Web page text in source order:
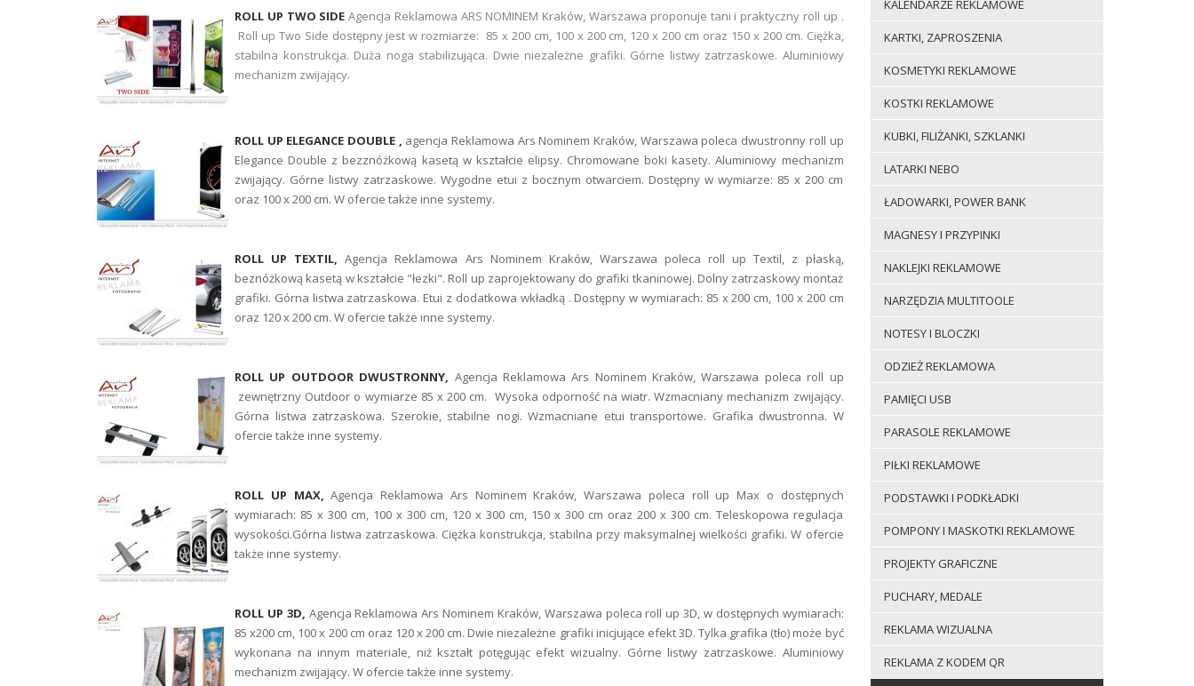
ROLL UP TWO SIDE Agencja Reklamowa ARS NOMINEM Kraków, Warszawa proponuje tani i praktyczny roll up .
Roll up Two Side dostępny jest w rozmiarze: 85 x 200 cm, 100 x 200 cm, 120 x 200 cm oraz 150 x 200 cm. Ciężka,
stabilna konstrukcja. Duża noga stabilizująca. Dwie niezależne grafiki. Górne listwy zatrzaskowe. Aluminiowy
mechanizm zwijający.
ROLL UP ELEGANCE DOUBLE , agencja Reklamowa Ars Nominem Kraków, Warszawa poleca dwustronny roll up
Elegance Double z bezznóżkową kasetą w kształcie elipsy. Chromowane boki kasety. Aluminiowy mechanizm
zwijający. Górne listwy zatrzaskowe. Wygodne etui z bocznym otwarciem. Dostępny w wymiarze: 85 x 200 cm
oraz 100 x 200 cm. W ofercie także inne systemy.
ROLL UP TEXTIL,Agencja Reklamowa Ars Nominem Kraków, Warszawa poleca roll up Textil, z płaską,
beznóżkową kasetą w kształcie "łezki". Roll up zaprojektowany do grafiki tkaninowej. Dolny zatrzaskowy montaż
grafiki. Górna listwa zatrzaskowa. Etui z dodatkowa wkładką . Dostępny w wymiarach: 85 x 200 cm, 100 x 200 cm
oraz 120 x 200 cm. W ofercie także inne systemy.
ROLL UP OUTDOOR DWUSTRONNY, Agencja Reklamowa Ars Nominem Kraków, Warszawa poleca roll up
zewnętrzny Outdoor o wymiarze 85 x 200 cm. Wysoka odporność na wiatr. Wzmacniany mechanizm zwijający.
Górna listwa zatrzaskowa. Szerokie, stabilne nogi. Wzmacniane etui transportowe. Grafika dwustronna. W
ofercie także inne systemy.
ROLL UP MAX,Agencja Reklamowa Ars Nominem Kraków, Warszawa poleca roll up Max o dostępnych
wymiarach: 85 x 300 cm, 100 x 300 cm, 120 x 300 cm, 150 x 300 cm oraz 200 x 300 cm. Teleskopowa regulacja
wysokości.Górna listwa zatrzaskowa. Ciężka konstrukcja, stabilna przy maksymalnej wielkości grafiki. W ofercie
także inne systemy.
ROLL UP 3D, Agencja Reklamowa Ars Nominem Kraków, Warszawa poleca roll up 3D, w dostępnych wymiarach:
85 x200 cm, 100 x 200 cm oraz 120 x 200 cm. Dwie niezależne grafiki inicjujące efekt 3D. Tylka grafika (tło) może być
wykonana na innym materiale, niż kształt potęgując efekt wizualny. Górne listwy zatrzaskowe. Aluminiowy
mechanizm zwijający. W ofercie także inne systemy.
KALENDARZE REKLAMOWE
KARTKI, ZAPROSZENIA
KOSMETYKI REKLAMOWE
KOSTKI REKLAMOWE
KUBKI, FILIŻANKI, SZKLANKI
LATARKI NEBO
ŁADOWARKI, POWER BANK
MAGNESY I PRZYPINKI
NAKLEJKI REKLAMOWE
NARZĘDZIA MULTITOOLE
NOTESY I BLOCZKI
ODZIEŻ REKLAMOWA
PAMIĘCI USB
PARASOLE REKLAMOWE
PIŁKI REKLAMOWE
PODSTAWKI I PODKŁADKI
POMPONY I MASKOTKI REKLAMOWE
PROJEKTY GRAFICZNE
PUCHARY, MEDALE
REKLAMA WIZUALNA
REKLAMA Z KODEM QR